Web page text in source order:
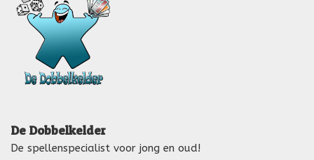
De Dobbelkelder
De spellenspecialist voor jong en oud!